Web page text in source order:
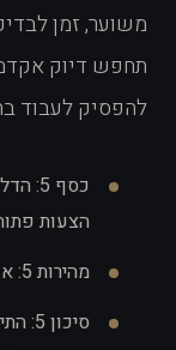
תחפש דיוק
להפסיק לעבוד
כסף
הצעות
מהירות 5: אפשר לבנות תיקון תוך 3-7 ימים.